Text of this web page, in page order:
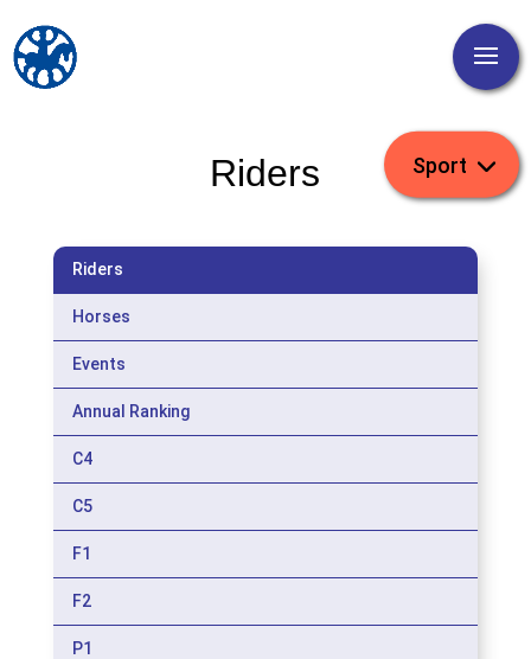
Riders
Riders
Horses
Events
Annual Ranking
C4
C5
F1
F2
P1